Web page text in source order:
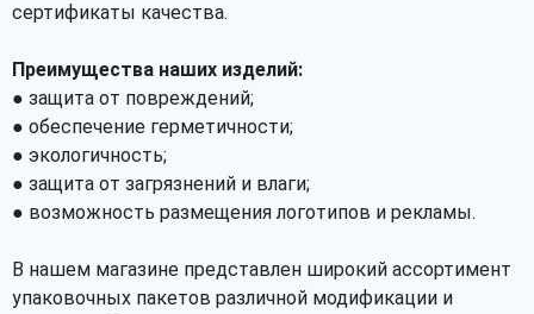
сертификаты качества.
Преимущества наших изделий:
● защита от повреждений;
● обеспечение герметичности;
● экологичность;
● защита от загрязнений и влаги;
● возможность размещения логотипов и рекламы.
В нашем магазине представлен широкий ассортимент
упаковочных пакетов различной модификации и